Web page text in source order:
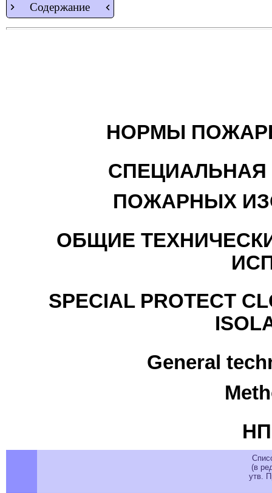
Содержание
НОРМЫ
ПОЖАРНЫХ
ОБЩИЕ
SPECIAL PROTECT
General
(в
утв.